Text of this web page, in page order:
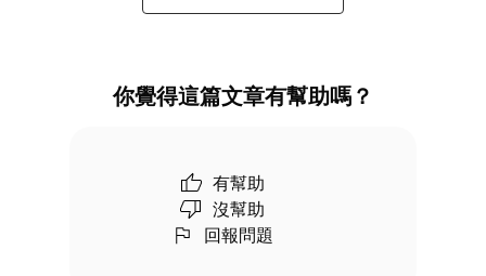
你覺得這篇文章有幫助嗎？
有幫助
沒幫助
回報問題